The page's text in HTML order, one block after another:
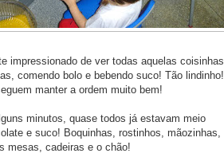
impressionado de ver todas aquelas coisinhas
comendo bolo e bebendo suco! Tão lindinho!
manter a ordem muito bem!
minutos, quase todos já estavam meio
e suco! Boquinhas, rostinhos, mãozinhas,
mesas, cadeiras e o chão!